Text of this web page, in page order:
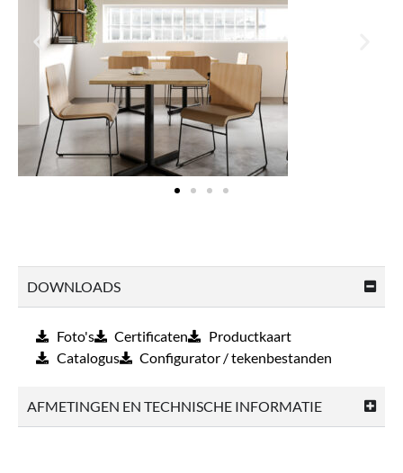
DOWNLOADS
Foto's Certificaten
Productkaart
Catalogus
Configurator / tekenbestanden
AFMETINGEN EN TECHNISCHE INFORMATIE